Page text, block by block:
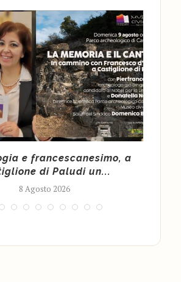
e francescanesimo, a
di Paludi un...
8 Agosto 2026